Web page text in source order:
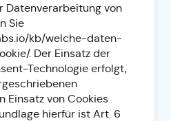
Datenverarbeitung von
Sie
kb/welche-daten-
. Der Einsatz der
Technologie erfolgt,
Einsatz von Cookies
hierfür ist Art. 6